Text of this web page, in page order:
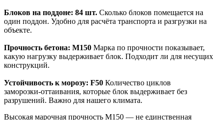
Блоков на поддоне: 84 шт. Сколько блоков помещается на
один поддон. Удобно для расчёта транспорта и разгрузки на
объекте.
Прочность бетона: M150 Марка по прочности показывает,
какую нагрузку выдерживает блок. Подходит ли для несущих
конструкций.
Устойчивость к морозу: F50 Количество циклов
заморозки‑оттаивания, которые блок выдерживает без
разрушений. Важно для нашего климата.
Высокая марочная прочность М150 — не единственная